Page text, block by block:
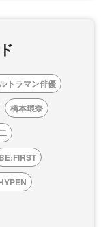
トラマン俳優
橋本環奈
BE:FIRST